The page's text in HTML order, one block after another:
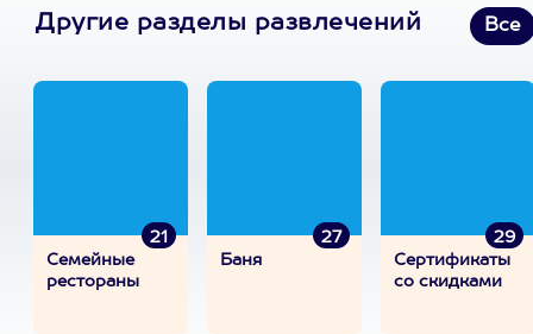
Другие разделы развлечений Все
21
Семейные
рестораны
27
Баня
29
Сертификаты
со скидками